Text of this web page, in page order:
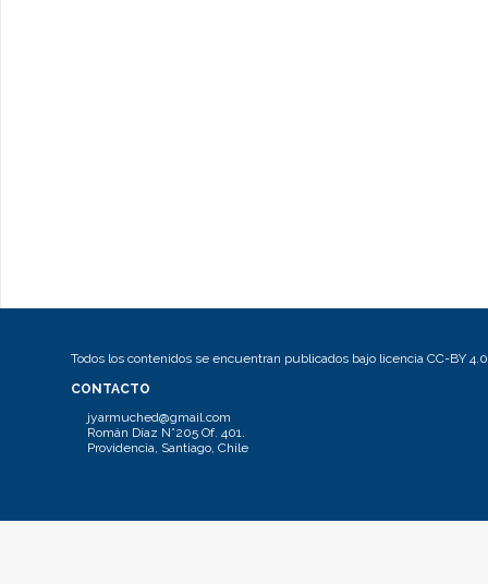
Todos los contenidos se encuentran publicados bajo licencia CC-BY 4.0
CONTACTO
jyarmuched@gmail.com
Román Díaz N°205 Of. 401.
Providencia, Santiago, Chile